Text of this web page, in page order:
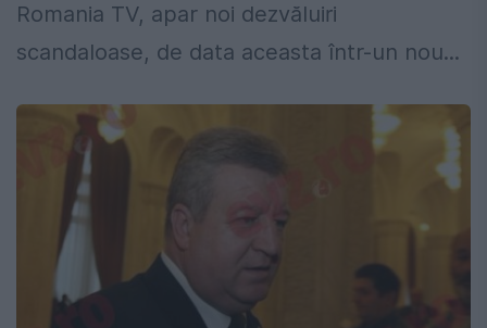
Romania TV, apar noi dezvăluiri
scandaloase, de data aceasta într-un nou...